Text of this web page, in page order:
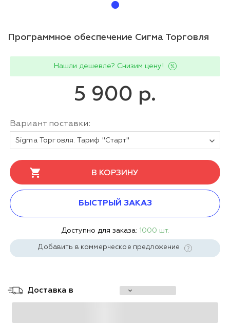
Программное обеспечение Сигма Торговля
Нашли дешевле? Снизим цену!
5 900 р.
Вариант поставки:
Sigma Торговля. Тариф "Старт"
В КОРЗИНУ
БЫСТРЫЙ ЗАКАЗ
Доступно для заказа: 1000 шт.
Добавить в коммерческое предложение
Доставка в